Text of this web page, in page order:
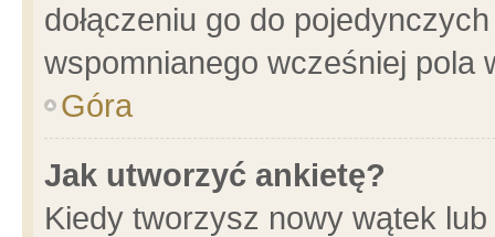
dołączeniu go do
wspomnianego wcześniej pola
Góra
Jak utworzyć ankietę?
Kiedy tworzysz nowy wątek